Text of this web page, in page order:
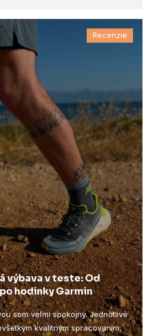
Recenzie
výbava v teste: Od
hodinky Garmin
som veľmi spokojný. Jednotlivé
kvalitným spracovaním,